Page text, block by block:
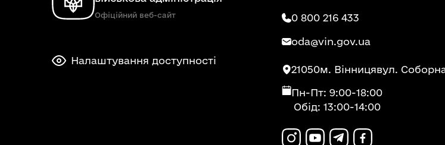
Офіційний веб-сайт
Налаштування доступності
0 800 216 433
oda@vin.gov.ua
21050м. Вінницявул.
Пн-Пт: 9:00-18:00
Обід: 13:00-14:00